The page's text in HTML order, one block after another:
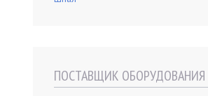
ПОСТАВЩИК ОБОРУДОВАНИЯ